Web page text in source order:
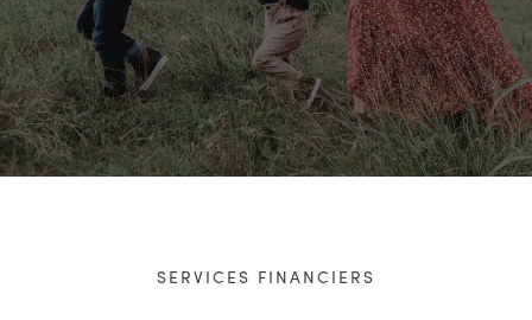
SERVICES FINANCIERS